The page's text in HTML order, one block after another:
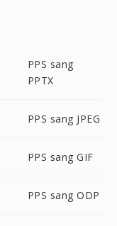
PPS sang
PPTX
PPS sang JPEG
PPS sang GIF
PPS sang ODP